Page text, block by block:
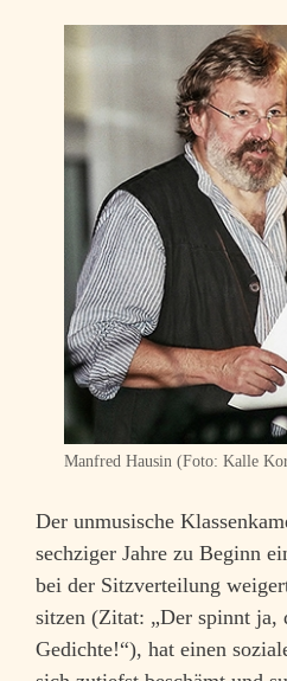
Manfred Hausin (Foto: Kalle
Der unmusische
sechziger Jahre zu Beginn
bei der Sitzverteilung
sitzen (Zitat: „Der spinnt ja,
Gedichte!“), hat einen